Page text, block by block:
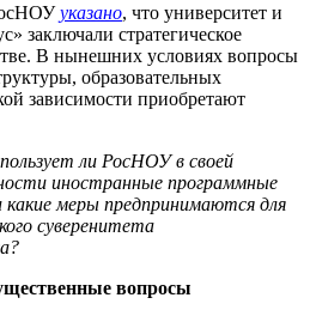
указано, что университет и
заключали стратегическое
В нынешних условиях вопросы
образовательных
зависимости приобретают
ли РосНОУ в своей
иностранные программные
меры предпринимаются для
суверенитета
вопросы